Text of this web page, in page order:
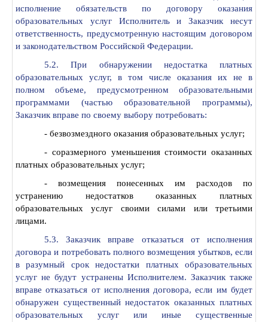
исполнение обязательств по договору оказания
образовательных услуг Исполнитель и Заказчик несут
ответственность, предусмотренную настоящим договором
и законодательством Российской Федерации.
5.2. При обнаружении недостатка платных
образовательных услуг, в том числе оказания их не в
полном объеме, предусмотренном образовательными
программами (частью образовательной программы),
Заказчик вправе по своему выбору потребовать:
- безвозмездного оказания образовательных услуг;
- соразмерного уменьшения стоимости оказанных
платных образовательных услуг;
- возмещения понесенных им расходов по
устранению недостатков оказанных платных
образовательных услуг своими силами или третьими
лицами.
5.3. Заказчик вправе отказаться от исполнения
договора и потребовать полного возмещения убытков, если
в разумный срок недостатки платных образовательных
услуг не будут устранены Исполнителем. Заказчик также
вправе отказаться от исполнения договора, если им будет
обнаружен существенный недостаток оказанных платных
образовательных услуг или иные существенные